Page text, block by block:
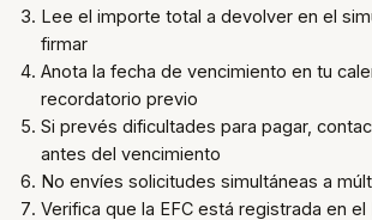
Lee el importe total a devolver en el
firmar
Anota la fecha de vencimiento en tu
recordatorio previo
Si prevés dificultades para pagar,
antes del vencimiento
No envíes solicitudes simultáneas a
Verifica que la EFC está registrada en el